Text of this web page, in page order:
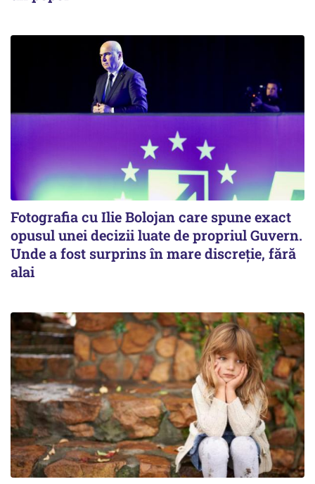
Fotografia cu Ilie Bolojan care spune exact
opusul unei decizii luate de propriul Guvern.
Unde a fost surprins în mare discreție, fără
alai